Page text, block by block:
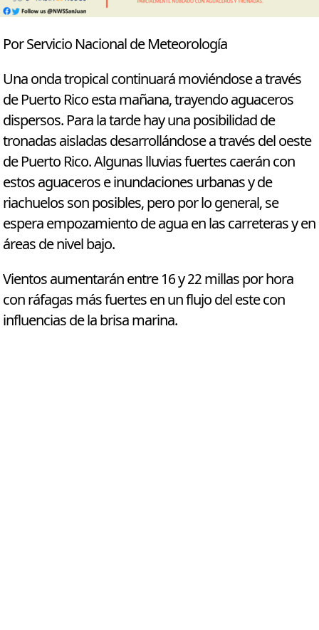
Por Servicio Nacional de Meteorología
Una onda tropical continuará moviéndose a través
de Puerto Rico esta mañana, trayendo aguaceros
dispersos. Para la tarde hay una posibilidad de
tronadas aisladas desarrollándose a través del oeste
de Puerto Rico. Algunas lluvias fuertes caerán con
estos aguaceros e inundaciones urbanas y de
riachuelos son posibles, pero por lo general, se
espera empozamiento de agua en las carreteras y en
áreas de nivel bajo.
Vientos aumentarán entre 16 y 22 millas por hora
con ráfagas más fuertes en un flujo del este con
influencias de la brisa marina.